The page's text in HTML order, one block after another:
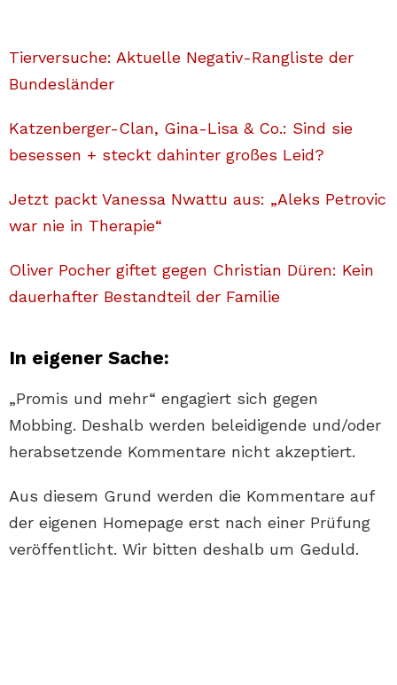
Tierversuche: Aktuelle Negativ-Rangliste der
Bundesländer
Katzenberger-Clan, Gina-Lisa & Co.: Sind sie
besessen + steckt dahinter großes Leid?
Jetzt packt Vanessa Nwattu aus: „Aleks Petrovic
war nie in Therapie“
Oliver Pocher giftet gegen Christian Düren: Kein
dauerhafter Bestandteil der Familie
In eigener Sache:
„Promis und mehr“ engagiert sich gegen
Mobbing. Deshalb werden beleidigende und/oder
herabsetzende Kommentare nicht akzeptiert.
Aus diesem Grund werden die Kommentare auf
der eigenen Homepage erst nach einer Prüfung
veröffentlicht. Wir bitten deshalb um Geduld.